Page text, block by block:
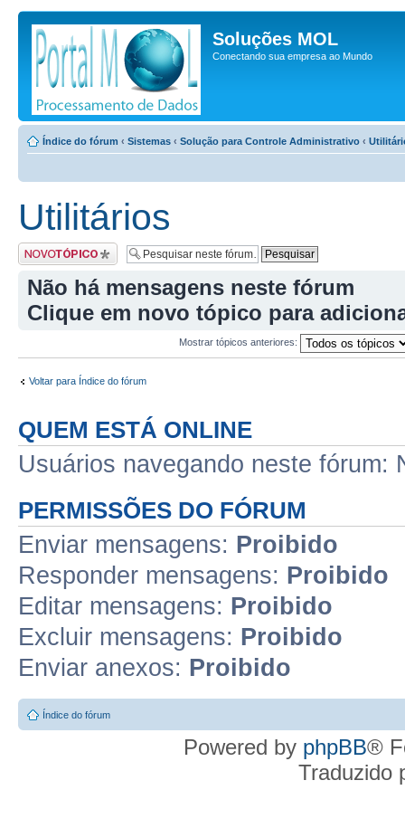
Soluções MOL
Conectando sua empresa ao Mundo
Índice do fórum ‹ Sistemas ‹ Solução para Controle Administrativo ‹
Utilitários
Criar um novo tópico
Não há mensagens neste fórum
Clique em novo tópico para
Mostrar tópicos anteriores:
Voltar para Índice do fórum
QUEM ESTÁ ONLINE
Usuários navegando neste fórum:
PERMISSÕES DO FÓRUM
Enviar mensagens: Proibido
Responder mensagens: Proibido
Editar mensagens: Proibido
Excluir mensagens: Proibido
Enviar anexos: Proibido
Índice do fórum
Powered by phpBB®
Traduzido